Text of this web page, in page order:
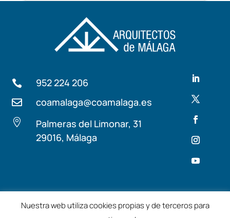
 952 224 206
 coamalaga@coamalaga.es

Palmeras del Limonar, 31
29016, Málaga
Términos y condiciones
Nuestra web utiliza cookies propias y de terceros para